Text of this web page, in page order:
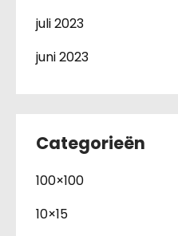
juli 2023
juni 2023
Categorieën
100×100
10×15